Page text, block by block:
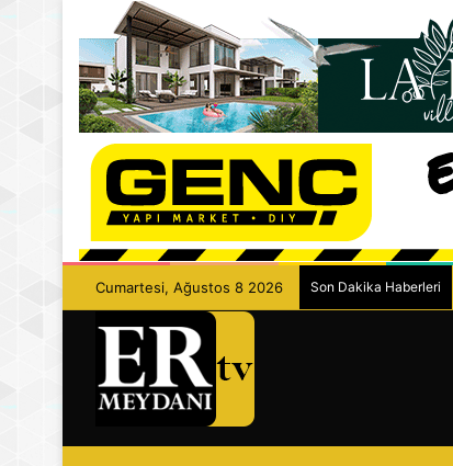
Cumartesi, Ağustos 8 2026 Son Dakika Haberleri